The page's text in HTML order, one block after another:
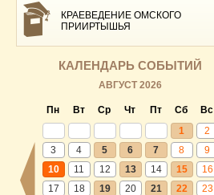
КРАЕВЕДЕНИЕ ОМСКОГО
ПРИИРТЫШЬЯ
КАЛЕНДАРЬ СОБЫТИЙ
АВГУСТ 2026
Пн Вт Ср Чт Пт Сб
Вс
1
2
3
4 5 6 7 8
9
10
11 12 13 14 15
16
17
18 19 20 21 22
23